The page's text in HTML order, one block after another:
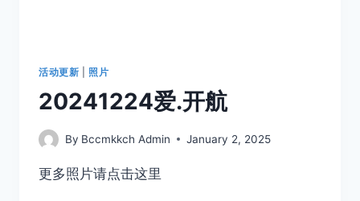
活动更新 照片
20241224爱.开航
By Bccmkkch Admin January 2, 2025
更多照片请点击这里